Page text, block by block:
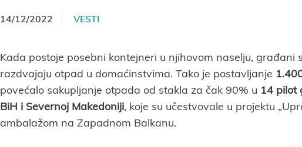
14/12/2022 VESTI
Kada postoje posebni kontejneri u njihovom naselju, građani
razdvajaju otpad u domaćinstvima. Tako je postavljanje
povećalo sakupljanje otpada od stakla za čak 90% u 14 pilot
BiH i Severnoj Makedoniji, koje su učestvovale u projektu
ambalažom na Zapadnom Balkanu.